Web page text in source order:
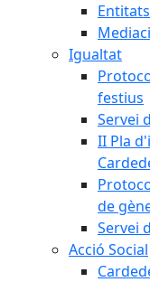
Entitats
Igualtat
festius
Servei
II Pla
de
Servei
Acció Social